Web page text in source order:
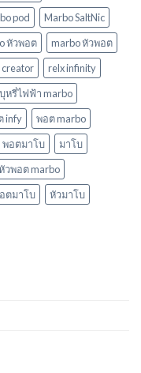
pod
Marbo SaltNic
หัวพอต
marbo หัวพอต
creator
relx infinity
บุหรี่ไฟฟ้า marbo
infy
พอต marbo
พอตมาโบ
มาโบ
วพอต marbo
ตมาโบ หัวมาโบ